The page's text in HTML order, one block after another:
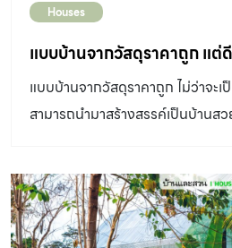
Houses
แบบบ้านจากวัสดุราคาถูก แต่
แบบบ้านจากวัสดุราคาถูก ไม่ว่าจะ
สามารถนำมาสร้างสรรค์เป็นบ้านส